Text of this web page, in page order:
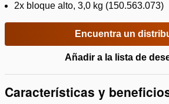
2x bloque alto, 3,0 kg (150.563.073)
Encuentra un
Añadir a la lista de
Características y